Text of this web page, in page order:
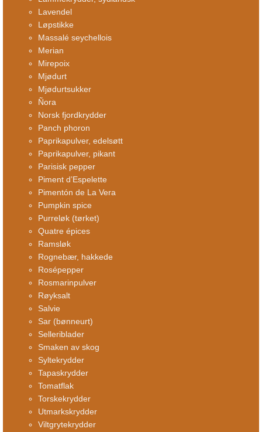
Lavendel
Løpstikke
Massalé seychellois
Merian
Mirepoix
Mjødurt
Mjødurtsukker
Ñora
Norsk fjordkrydder
Panch phoron
Paprikapulver, edelsøtt
Paprikapulver, pikant
Parisisk pepper
Piment d’Espelette
Pimentón de La Vera
Pumpkin spice
Purreløk (tørket)
Quatre épices
Ramsløk
Rognebær, hakkede
Rosépepper
Rosmarinpulver
Røyksalt
Salvie
Sar (bønneurt)
Selleriblader
Smaken av skog
Syltekrydder
Tapaskrydder
Tomatflak
Torskekrydder
Utmarkskrydder
Viltgrytekrydder